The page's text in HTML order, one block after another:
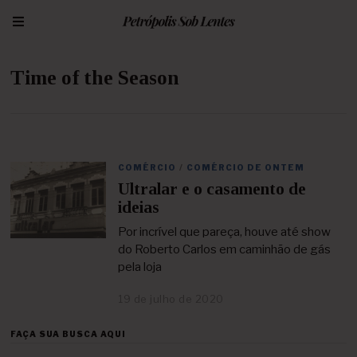
Time of the Season
COMÉRCIO / COMÉRCIO DE ONTEM
Ultralar e o casamento de
ideias
Por incrível que pareça, houve até show
do Roberto Carlos em caminhão de gás
pela loja
FAÇA SUA BUSCA AQUI